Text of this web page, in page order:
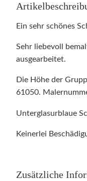
Ein sehr schönes
Sehr liebevoll
ausgearbeitet.
Die Höhe der
61050.
Unterglasurblaue
Keinerlei
Zusätzliche